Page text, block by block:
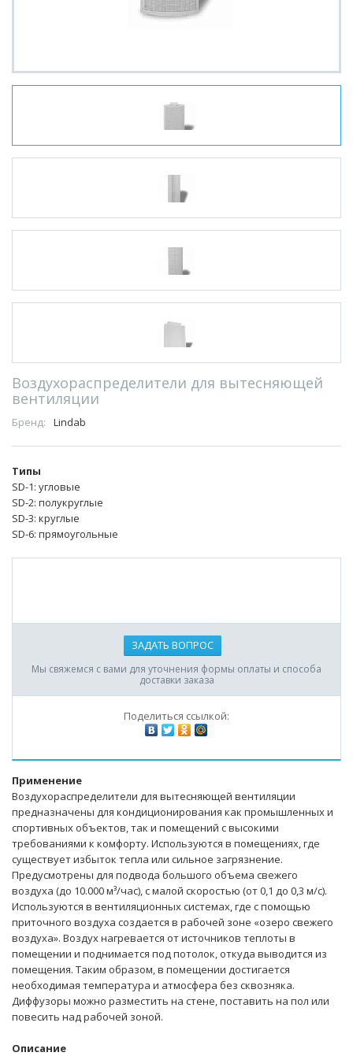
Воздухораспределители для вытесняющей
вентиляции
Бренд: Lindab
Типы
SD-1: угловые
SD-2: полукруглые
SD-3: круглые
SD-6: прямоугольные
ЗАДАТЬ ВОПРОС
Мы свяжемся с вами для уточнения формы оплаты и способа
доставки заказа
Поделиться ссылкой:
Применение
Воздухораспределители для вытесняющей вентиляции
предназначены для кондиционирования как промышленных и
спортивных объектов, так и помещений с высокими
требованиями к комфорту. Используются в помещениях, где
существует избыток тепла или сильное загрязнение.
Предусмотрены для подвода большого объема свежего
воздуха (до 10.000 м³/час), с малой скоростью (от 0,1 до 0,3 м/с).
Используются в вентиляционных системах, где с помощью
приточного воздуха создается в рабочей зоне «озеро свежего
воздуха». Воздух нагревается от источников теплоты в
помещении и поднимается под потолок, откуда выводится из
помещения. Таким образом, в помещении достигается
необходимая температура и атмосфера без сквозняка.
Диффузоры можно разместить на стене, поставить на пол или
повесить над рабочей зоной.
Описание